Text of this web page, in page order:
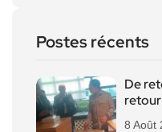
Postes récents
De
8 Août